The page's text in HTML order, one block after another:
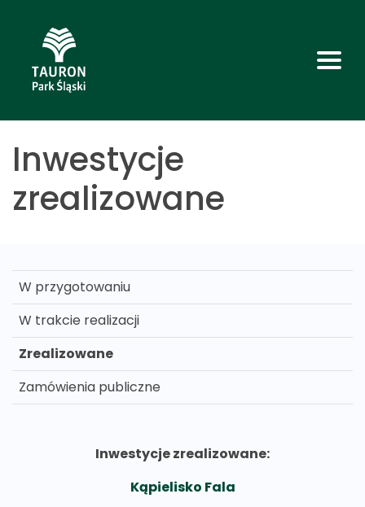
Inwestycje
zrealizowane
W przygotowaniu
W trakcie realizacji
Zrealizowane
Zamówienia publiczne
Inwestycje zrealizowane:
Kąpielisko Fala